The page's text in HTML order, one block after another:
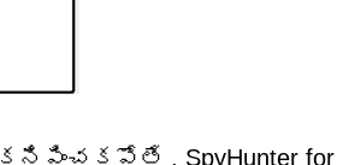
కనిపించకపోతే , SpyHunter for